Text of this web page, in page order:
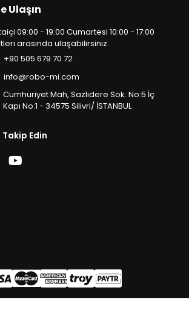
Ulaşın
09:00 - 19:00 Cumartesi 10:00 - 17:00
arasında ulaşabilirsiniz.
+90 505 679 70 72
info@robo-mi.com
Cumhuriyet Mah, Sazlıdere Sok. No:5 İç
Kapı No:1 - 34575 Silivri/ İSTANBUL
Takip Edin